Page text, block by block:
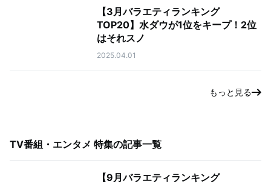
【3月バラエティランキング
TOP20】水ダウが1位をキープ！2位
はそれスノ
2025.04.01
もっと見る
TV番組・エンタメ 特集の記事一覧
【9月バラエティランキング